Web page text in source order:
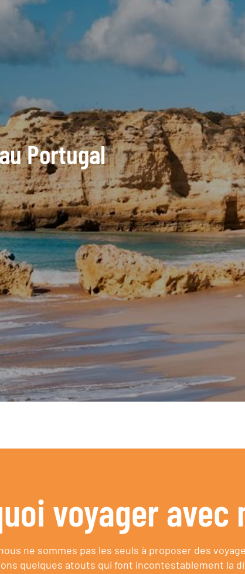
Portugal
voyager avec
ne sommes pas les seuls à proposer des
quelques atouts qui font incontestablement la